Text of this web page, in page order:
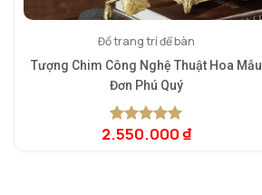
Đồ trang trí để bàn
Tượng Chim Công Nghệ Thuật Hoa Mẫu
Đơn Phú Quý
5.00trên 5
1
2.550.000₫